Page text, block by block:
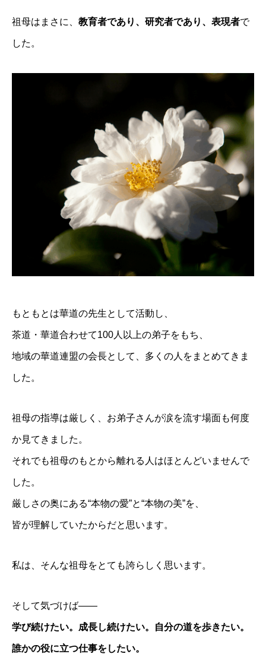
祖母はまさに、 教育者であり、研究者であり、表現者で
した。
もともとは華道の先生として活動し、
茶道・華道合わせて100人以上の弟子をもち、
地域の華道連盟の会長として、多くの人をまとめてきま
した。
祖母の指導は厳しく、お弟子さんが涙を流す場面も何度
か見てきました。
それでも祖母のもとから離れる人はほとんどいませんで
した。
厳しさの奥にある“本物の愛”と“本物の美”を、
皆が理解していたからだと思います。
私は、そんな祖母をとても誇らしく思います。
そして気づけば――
学び続けたい。成長し続けたい。自分の道を歩きたい。
誰かの役に立つ仕事をしたい。